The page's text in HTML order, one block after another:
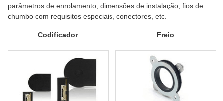
parâmetros de enrolamento, dimensões de instalação, fios de
chumbo com requisitos especiais, conectores, etc.
Codificador Freio